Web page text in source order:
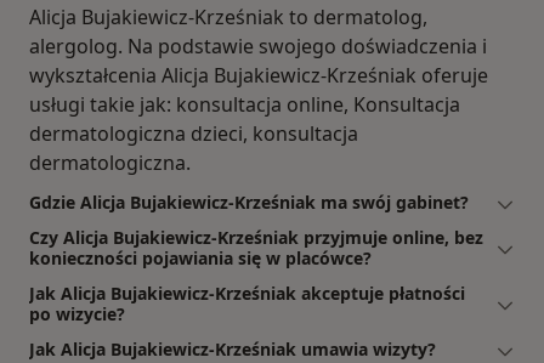
Alicja Bujakiewicz-Krześniak to dermatolog,
alergolog. Na podstawie swojego doświadczenia i
wykształcenia Alicja Bujakiewicz-Krześniak oferuje
usługi takie jak: konsultacja online, Konsultacja
dermatologiczna dzieci, konsultacja
dermatologiczna.
Gdzie Alicja Bujakiewicz-Krześniak ma swój gabinet?
Czy Alicja Bujakiewicz-Krześniak przyjmuje online, bez
konieczności pojawiania się w placówce?
Jak Alicja Bujakiewicz-Krześniak akceptuje płatności
po wizycie?
Jak Alicja Bujakiewicz-Krześniak umawia wizyty?